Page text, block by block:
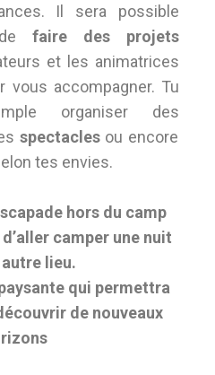
Il sera possible
faire des projets
et les animatrices
vous accompagner. Tu
organiser des
spectaclesou encore
tes envies.
hors du camp
camper une nuit
lieu.
qui permettra
de nouveaux